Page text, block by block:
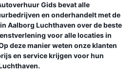
Gidsbevat alle
en onderhandelt met de
Aalborg Luchthaven over de beste
voor alle locaties in
deze manier weten onze klanten
en service krijgen voor hun
.